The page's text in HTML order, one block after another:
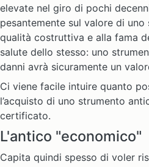
elevate nel giro di pochi
pesantemente sul valore di
qualità costruttiva e alla fama
salute dello stesso: uno
danni avrà sicuramente un
Ci viene facile intuire quanto
l’acquisto di uno strumento
certificato.
L'antico "economico"
Capita quindi spesso di voler